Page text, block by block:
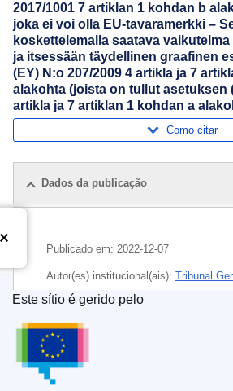
2017/1001 7 artiklan 1 kohdan b
joka ei voi olla EU-tavaramerkki –
koskettelemalla saatava
ja itsessään täydellinen graafinen
(EY) N:o 207/2009 4 artikla ja 7
alakohta (joista on tullut asetuksen
artikla ja 7 artiklan 1 kohdan a
Como citar
Dados da publicação
Publicado em: 2022-12-07
Autor(es) institucional(ais): Tribunal
Justiça da União Europeia
Tema:direito das marcas
da UE
CELEX : 62021TA0487
Serviço das Publicações da
Este sítio é gerido pelo